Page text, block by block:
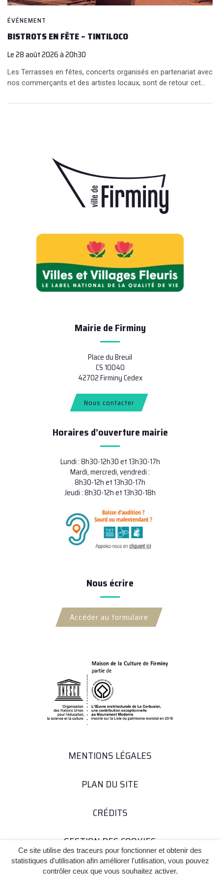
Ce site utilise des traceurs pour fonctionner et obtenir des
statistiques d'utilisation afin améliorer l'utilisation, vous pouvez
contrôler ceux que vous souhaitez activer.
ÉVÉNEMENT
BISTROTS EN FÊTE – TINTILOCO
Le28août2026à 20h30
Les Terrasses en fêtes, concerts organisés en partenariat avec
nos commerçants et des artistes locaux, sont de retour cet...
Mairie de Firminy
Place du Breuil
CS 10040
42702 Firminy Cedex
Nous contacter
Horaires d’ouverture mairie
Lundi : 8h30-12h30 et 13h30-17h
Mardi, mercredi, vendredi :
8h30-12h et 13h30-17h
Jeudi : 8h30-12h et 13h30-18h
Nous écrire
Accéder au formulaire
MENTIONS LÉGALES
PLAN DU SITE
CRÉDITS
GESTION DES COOKIES